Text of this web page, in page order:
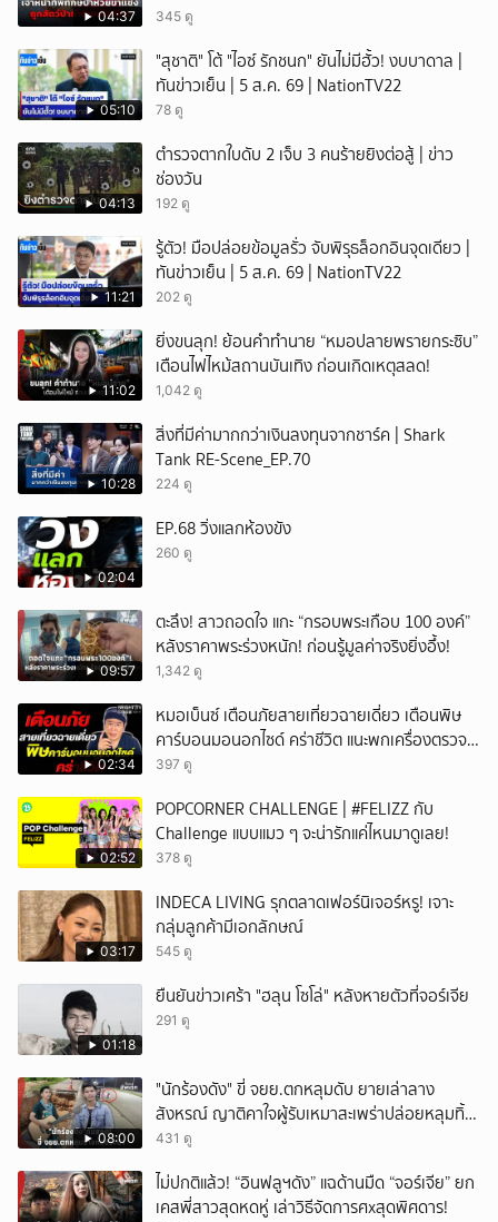
04:37 345 ดู
05:10
"สุชาติ" โต้ "ไอซ์ รักชนก" ยันไม่มีฮั้ว! งบบาดาล |
ทันข่าวเย็น | 5 ส.ค. 69 | NationTV22
78 ดู
04:13
ตำรวจตากใบดับ 2 เจ็บ 3 คนร้ายยิงต่อสู้ | ข่าว
ช่องวัน
192 ดู
11:21
รู้ตัว! มือปล่อยข้อมูลรั่ว จับพิรุธล็อกอินจุดเดียว |
ทันข่าวเย็น | 5 ส.ค. 69 | NationTV22
202 ดู
11:02
ยิ่งขนลุก! ย้อนคำทำนาย “หมอปลายพรายกระซิบ”
เตือนไฟไหม้สถานบันเทิง ก่อนเกิดเหตุสลด!
1,042 ดู
10:28
สิ่งที่มีค่ามากกว่าเงินลงทุนจากชาร์ค | Shark
Tank RE-Scene_EP.70
224 ดู
02:04
EP.68 วิ่งแลกห้องขัง
260 ดู
09:57
ตะลึง! สาวถอดใจ แกะ “กรอบพระเกือบ 100 องค์”
หลังราคาพระร่วงหนัก! ก่อนรู้มูลค่าจริงยิ่งอึ้ง!
1,342 ดู
02:34
หมอเบ็นซ์ เตือนภัยสายเที่ยวฉายเดี่ยว เตือนพิษ
คาร์บอนมอนอกไซด์ คร่าชีวิต แนะพกเครื่องตรวจ
วัดติดตัว
397 ดู
02:52
POPCORNER CHALLENGE | #FELIZZ กับ
Challenge แบบแมว ๆ จะน่ารักแค่ไหนมาดูเลย!
378 ดู
03:17
INDECA LIVING รุกตลาดเฟอร์นิเจอร์หรู! เจาะ
กลุ่มลูกค้ามีเอกลักษณ์
545 ดู
01:18
ยืนยันข่าวเศร้า "ฮลุน โซโล่" หลังหายตัวที่จอร์เจีย
291 ดู
08:00
"นักร้องดัง" ขี่ จยย.ตกหลุมดับ ยายเล่าลาง
สังหรณ์ ญาติคาใจผู้รับเหมาสะเพร่าปล่อยหลุมทิ้ง
ไว้ 3 เดือน เพิ่งปิดหลังเกิดเหตุ
431 ดู
ไม่ปกติแล้ว! “อินฟลูฯดัง” แฉด้านมืด “จอร์เจีย” ยก
เคสพี่สาวสุดหดหู่ เล่าวิธีจัดการศxสุดพิศดาร!
ยกเลิก